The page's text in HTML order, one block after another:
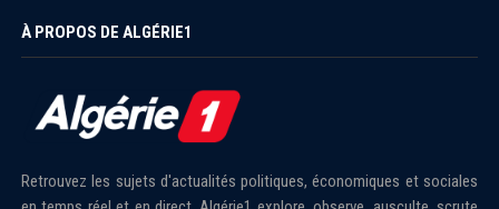
À PROPOS DE ALGÉRIE1
Retrouvez les sujets d'actualités politiques, économiques et sociales